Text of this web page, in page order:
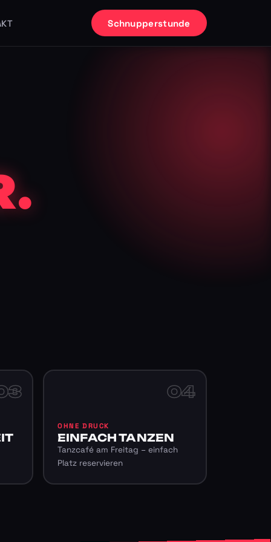
Schnupperstunde
04
OHNE DRUCK
EINFACH TANZEN
Tanzcafé am Freitag – einfach
Platz reservieren